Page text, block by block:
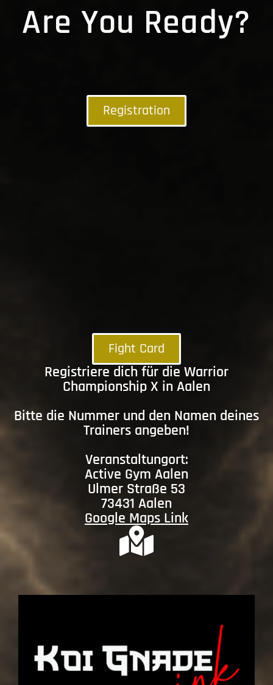
Are You Ready?
Registration
Fight Card
Registriere dich für die Warrior
Championship X in Aalen
Bitte die Nummer und den Namen deines
Trainers angeben!
Veranstaltungort:
Active Gym Aalen
Ulmer Straße 53
73431 Aalen
Google Maps Link